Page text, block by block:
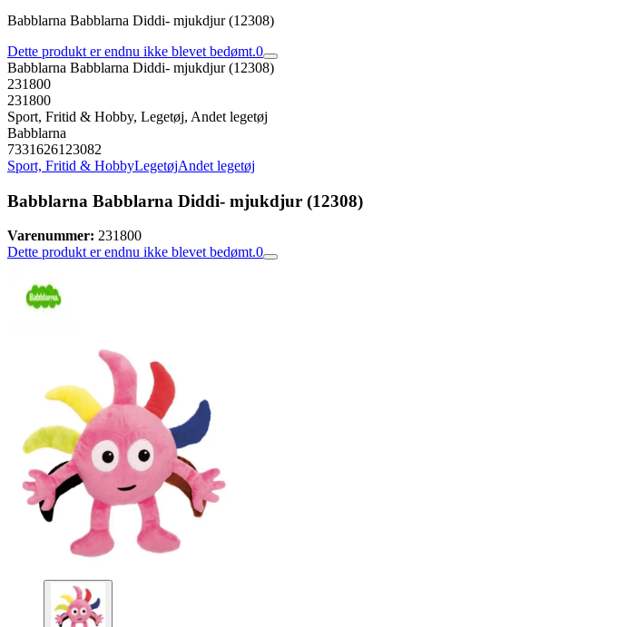
Babblarna Babblarna Diddi- mjukdjur (12308)
Dette produkt er endnu ikke blevet bedømt.0
Babblarna Babblarna Diddi- mjukdjur (12308)
231800
231800
Sport, Fritid & Hobby, Legetøj, Andet legetøj
Babblarna
7331626123082
Sport, Fritid & HobbyLegetøjAndet legetøj
Babblarna Babblarna Diddi- mjukdjur (12308)
Varenummer: 231800
Dette produkt er endnu ikke blevet bedømt.0